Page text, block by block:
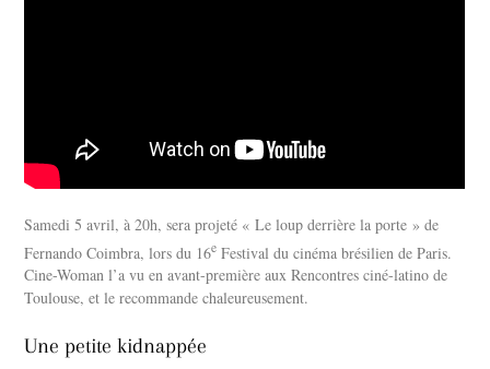
Samedi 5 avril, à 20h, sera projeté « Le loup derrière la porte » de
Fernando Coimbra, lors du 16e Festival du cinéma brésilien de Paris.
Cine-Woman l’a vu en avant-première aux Rencontres ciné-latino de
Toulouse, et le recommande chaleureusement.
Une petite kidnappée